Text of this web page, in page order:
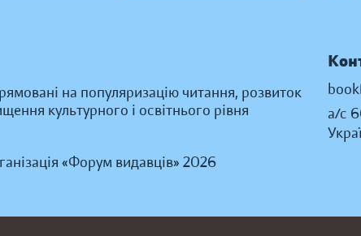
на популяризацію читання, розвиток
культурного і освітнього рівня
«Форум видавців» 2026
а/с